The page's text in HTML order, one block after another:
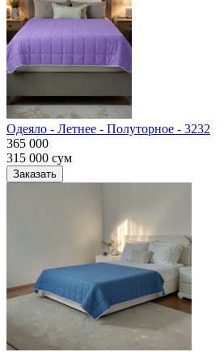
Одеяло - Летнее - Полуторное - 3232
365 000
315 000 сум
Заказать